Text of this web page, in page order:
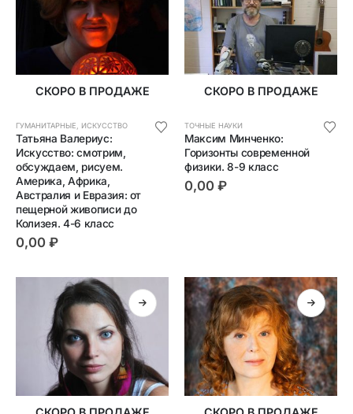
СКОРО В ПРОДАЖЕ
ГУМАНИТАРНЫЕ, ИСКУССТВО
Татьяна Валериус:
Искусство: смотрим,
обсуждаем, рисуем.
Америка, Африка,
Австралия и Евразия: от
пещерной живописи до
Колизея. 4-6 класс
0,00 ₽
СКОРО В ПРОДАЖЕ
ТОЧНЫЕ НАУКИ
Максим Минченко:
Горизонты современной
физики. 8-9 класс
0,00 ₽